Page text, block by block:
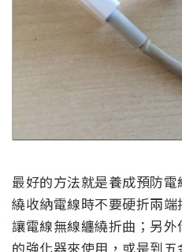
最好的方法就是養成預防
繞收納電線時不要硬折兩
讓電線無線纏繞折曲；另
的強化器來使用，或是到